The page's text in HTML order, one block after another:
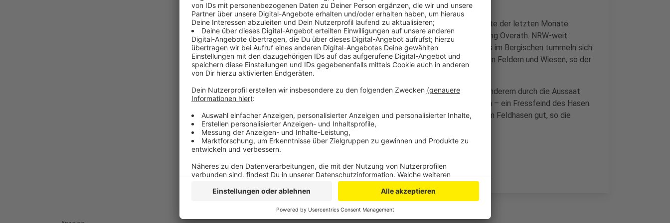
Auch bei uns im Bergischen haben viele Junghasen Regen und Kälte der letzten Monate
überlebt, so dass es wieder mehr Feldhasen gibt, sagt der Hegering Overath. NRW-weit
hoppeln im Schnitt 34 Hasen über jeden Quadratkilometer. Bei uns im Bergischen tummeln sich
an manchen Tagen bis zu einem halben Dutzend Feldhasen auf den Feldern und Wiesen, so der
Hegering.
Die Jägershaft hat die Population der Hasen unterstützt: Unter anderem durch die Aussaat
vieler gesunder Kräuter zur Nahrung und der Jagd auf Waschbären – ein Fressfeind des Hasen.
Auch eine Landwirtschaft mit kleinen Feldern und Hecken tun dem Feldhasen gut, so die
Jägerschaft.
Anzeige